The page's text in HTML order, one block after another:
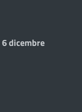
dicembre